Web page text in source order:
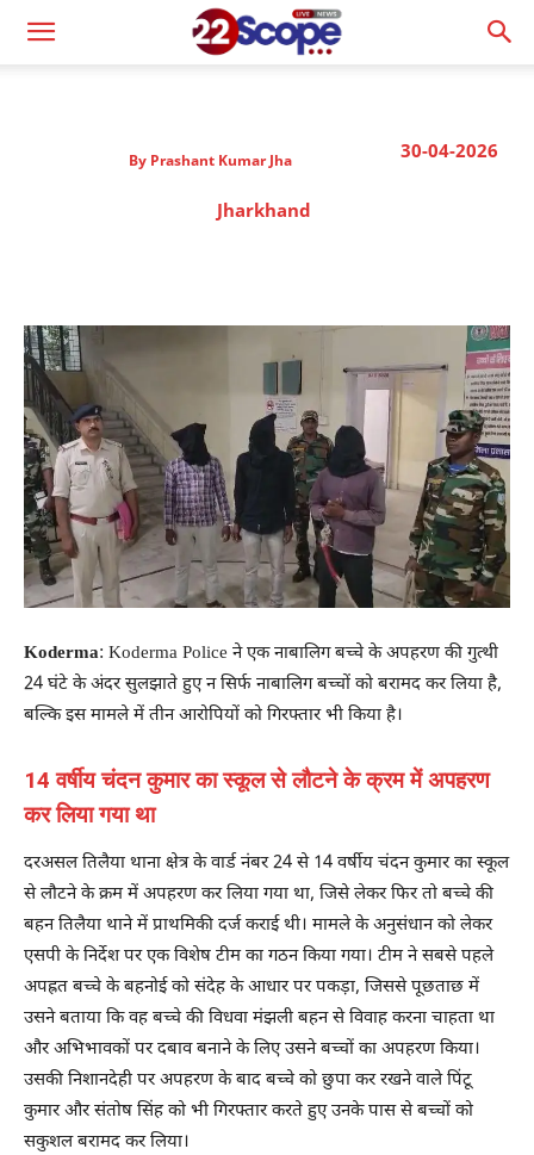
30-04-2026
By Prashant Kumar Jha
Jharkhand
Koderma: Koderma Police ने एक नाबालिग बच्चे के अपहरण की गुत्थी
24 घंटे के अंदर सुलझाते हुए न सिर्फ नाबालिग बच्चों को बरामद कर लिया है,
बल्कि इस मामले में तीन आरोपियों को गिरफ्तार भी किया है।
14 वर्षीय चंदन कुमार का स्कूल से लौटने के क्रम में अपहरण
कर लिया गया था
दरअसल तिलैया थाना क्षेत्र के वार्ड नंबर 24 से 14 वर्षीय चंदन कुमार का स्कूल
से लौटने के क्रम में अपहरण कर लिया गया था, जिसे लेकर फिर तो बच्चे की
बहन तिलैया थाने में प्राथमिकी दर्ज कराई थी। मामले के अनुसंधान को लेकर
एसपी के निर्देश पर एक विशेष टीम का गठन किया गया। टीम ने सबसे पहले
अपह्रत बच्चे के बहनोई को संदेह के आधार पर पकड़ा, जिससे पूछताछ में
उसने बताया कि वह बच्चे की विधवा मंझली बहन से विवाह करना चाहता था
और अभिभावकों पर दबाव बनाने के लिए उसने बच्चों का अपहरण किया।
उसकी निशानदेही पर अपहरण के बाद बच्चे को छुपा कर रखने वाले पिंटू
कुमार और संतोष सिंह को भी गिरफ्तार करते हुए उनके पास से बच्चों को
सकुशल बरामद कर लिया।